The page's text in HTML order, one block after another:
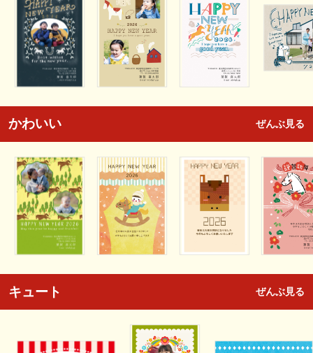
かわいい ぜんぶ見る
キュート ぜんぶ見る